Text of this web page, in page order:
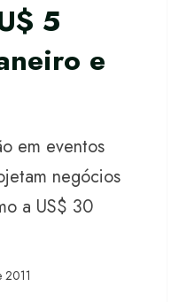
5
e
em eventos
negócios
a US$ 30